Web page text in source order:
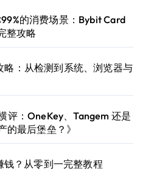
的消费场景：Bybit Card
整攻略
略：从检测到系统、浏览器与
评：OneKey、Tangem 还是
最后堡垒？》
？从零到一完整教程